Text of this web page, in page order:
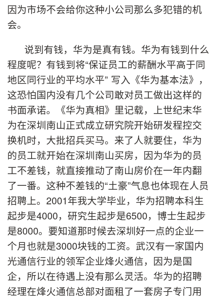
因为市场不会给你这种小公司那么多犯错的机
会。
说到有钱，华为是真有钱。华为有钱到什么
程度呢？有钱到将“保证员工的薪酬水平高于同
地区同行业的平均水平” 写入《华为基本法》，
这恐怕国内没有几个公司敢对员工做出这样的
书面承诺。《华为真相》里记载，上世纪末华
为在深圳南山正式成立研究院开始研发程控交
换机时，大批招兵买马。来了人就要住，华为
的员工就开始在深圳南山买房，因为华为的员
工不差钱，就直接推动了南山房价在一年内翻
了一番。这种不差钱的“土豪”气息也体现在人员
招聘上。2001年我大学毕业，华为招聘本科生
起步是4000，研究生起步是6500，博士生起步
是8000。要知道那时候去深圳好一点的企业一
个月也就是3000块钱的工资。武汉有一家国内
光通信行业的领军企业烽火通信，因为是国
企，所以在待遇上没有那么灵活。华为的招聘
经理在烽火通信总部对面租了一套房子专门用